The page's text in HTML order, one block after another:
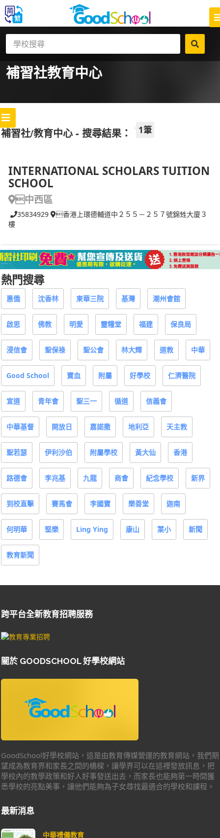
補習社教育中心
補習社/教育中心 - 搜尋結果： 1筆
INTERNATIONAL SCHOLARS TUITION
SCHOOL
中西區
35834929
香港上環德輔道中２５５－２５７號錦甡大廈３
樓
熱門搜尋
惠僑 沈香林 東華三院 基灣 潮州會館
啟思 佛教 明愛 靈糧堂 福建 保良局
浸信會 聖保祿 聖公會 林大輝 道教 中華
Good School 寶血 附屬 好學校 仁濟醫院
宣道 青年會 聖三一 循道 信義會
中華基督 開放日 嘉諾撒 地利亞 天主教
聖若瑟 伊利沙伯 附屬學校 黃大仙 香港
路德會 李兆基 九龍 商會 紀念學校 新界
到校直擊 賽馬會 李國寶 樂善堂 迦南
何明華 堅樂 Ling Ying 康山 葉小 新聞
教育新聞
跨平台全新教育招聘服務
關於 GOODSCHOOL 好學校網站
GoodSchool好學校網站，這是由教育傳媒營運的教育網站，我們期
望成為教育界和家長之間的橋樑，讓學界可以在這裡發放訊息，把
學校內的教學政策和好人好事發送出去，而家長也能夠第一時間獲
悉學校的亮點美事，讓他們能夠為子女尋找最適合的學校和課程。
最新消息
中華禮儀教育